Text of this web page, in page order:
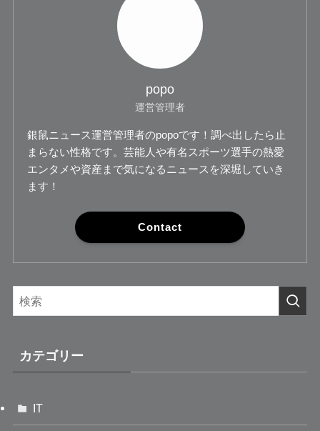
popo
運営管理者
銀鼠ニュース運営管理者のpopoです！調べ出したら止
まらない性格です。芸能人や有名スポーツ選手の熱愛
エンタメや資産まで気になるニュースを深堀していき
ます！
Contact
カテゴリー
IT